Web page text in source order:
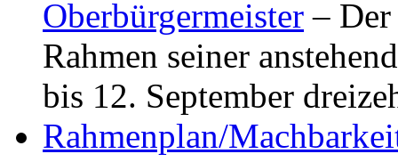
Oberbürgermeister –
Rahmen seiner
bis 12. September
Rahmenplan/